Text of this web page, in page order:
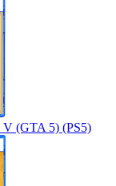
(GTA 5) (PS5)